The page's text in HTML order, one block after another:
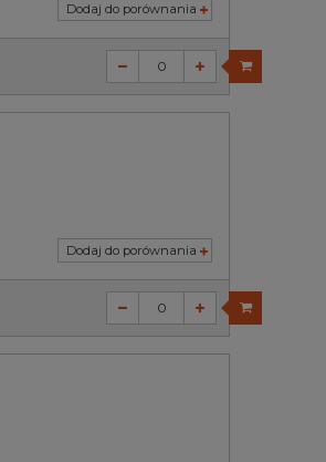
Dodaj do porównania
Dodaj do porównania